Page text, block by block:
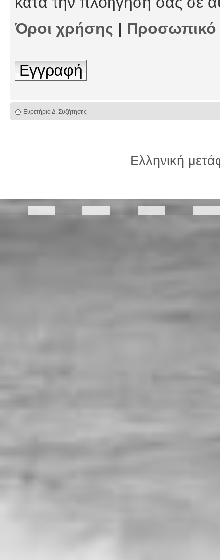
Όροι χρήσης |
Εγγραφή
Ευρετήριο Δ. Συζήτησης
Ελληνική